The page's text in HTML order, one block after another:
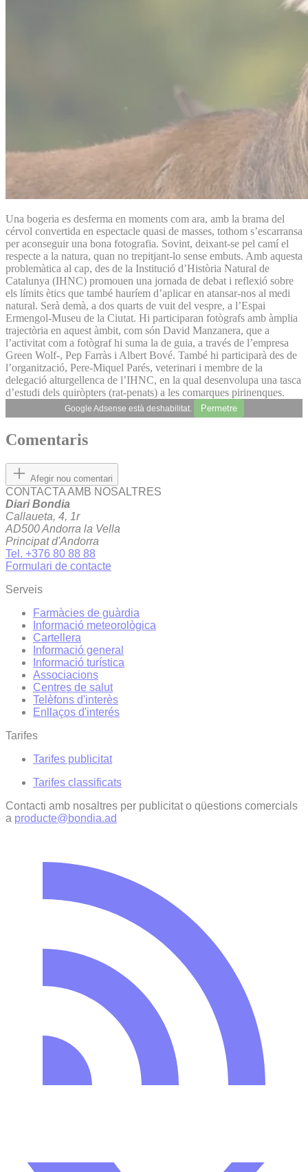
Una bogeria es desferma en moments com ara, amb la brama del
cérvol convertida en espectacle quasi de masses, tothom s’escarransa
per aconseguir una bona fotografia. Sovint, deixant-se pel camí el
respecte a la natura, quan no trepitjant-lo sense embuts. Amb aquesta
problemàtica al cap, des de la Institució d’Història Natural de
Catalunya (IHNC) promouen una jornada de debat i reflexió sobre
els límits ètics que també hauríem d’aplicar en atansar-nos al medi
natural. Serà demà, a dos quarts de vuit del vespre, a l’Espai
Ermengol-Museu de la Ciutat. Hi participaran fotògrafs amb àmplia
trajectòria en aquest àmbit, com són David Manzanera, que a
l’activitat com a fotògraf hi suma la de guia, a través de l’empresa
Green Wolf-, Pep Farràs i Albert Bové. També hi participarà des de
l’organització, Pere-Miquel Parés, veterinari i membre de la
delegació alturgellenca de l’IHNC, en la qual desenvolupa una tasca
d’estudi dels quiròpters (rat-penats) a les comarques pirinenques.
Google Adsense està deshabilitat. Permetre
Comentaris
Afegir nou comentari
CONTACTA AMB NOSALTRES
Diari Bondia
Callaueta, 4, 1r
AD500 Andorra la Vella
Principat d'Andorra
Tel. +376 80 88 88
Formulari de contacte
Serveis
Farmàcies de guàrdia
Informació meteorològica
Cartellera
Informació general
Informació turística
Associacions
Centres de salut
Telèfons d'interès
Enllaços d'interés
Tarifes
Tarifes publicitat
Tarifes classificats
Contacti amb nosaltres per publicitat o qüestions comercials
a producte@bondia.ad